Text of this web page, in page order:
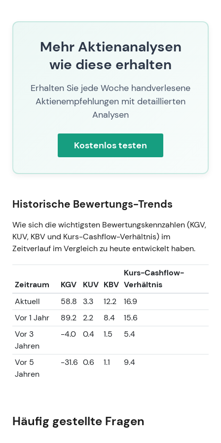
Konsolidierungsphasen übergeht, während Anleger
Belege warten.Mehr Aktienanalysen
wie diese erhalten
Erhalten Sie jede Woche handverlesene
Aktienempfehlungen mit detaillierten
Analysen
Kostenlos testen
Historische Bewertungs-Trends
Wie sich die wichtigsten Bewertungskennzahlen (KGV,
KUV, KBV und Kurs-Cashflow-Verhältnis) im
Zeitverlauf im Vergleich zu heute entwickelt haben.
Zeitraum KGV KUV KBV
Kurs-Cashflow-
Verhältnis
Aktuell
58.8 3.3 12.2
16.9
Vor 1 Jahr
89.2 2.2 8.4
15.6
Vor 3
Jahren
-4.0 0.4 1.5 5.4
Vor 5
Jahren
-31.6 0.6 1.1 9.4
Häufig gestellte Fragen